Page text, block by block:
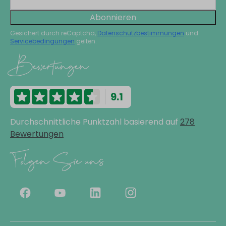
Abonnieren
Gesichert durch reCaptcha, Datenschutzbestimmungen und
Servicebedingungen gelten.
Bewertungen
9.1
Durchschnittliche Punktzahl basierend auf 278
Bewertungen
Folgen Sie uns